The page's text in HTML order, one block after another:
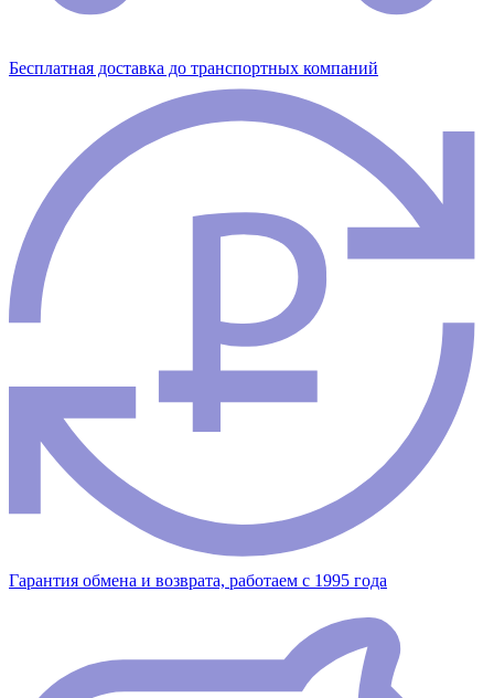
Бесплатная доставка до транспортных компаний
Гарантия обмена и возврата, работаем с 1995 года